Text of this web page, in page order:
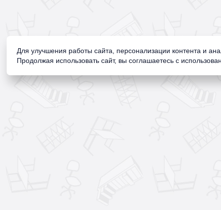
Для улучшения работы сайта, персонализации контента и
Продолжая использовать сайт, вы соглашаетесь с